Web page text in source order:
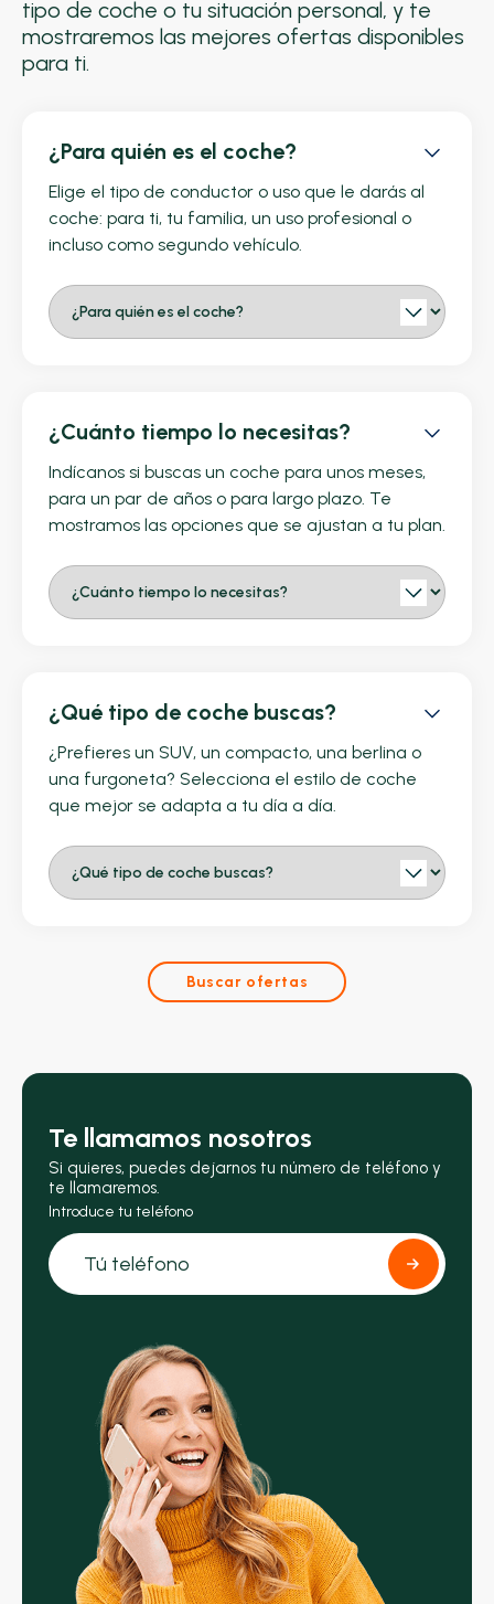
tipo de coche o tu situación personal, y te
mostraremos las mejores ofertas disponibles
para ti.
¿Para quién es el coche?
Elige el tipo de conductor o uso que le darás al
coche: para ti, tu familia, un uso profesional o
incluso como segundo vehículo.
¿Cuánto tiempo lo necesitas?
Indícanos si buscas un coche para unos meses,
para un par de años o para largo plazo. Te
mostramos las opciones que se ajustan a tu plan.
¿Qué tipo de coche buscas?
¿Prefieres un SUV, un compacto, una berlina o
una furgoneta? Selecciona el estilo de coche
que mejor se adapta a tu día a día.
Buscar ofertas
Te llamamos nosotros
Si quieres, puedes dejarnos tu número de teléfono y
te llamaremos.
Introduce tu teléfono